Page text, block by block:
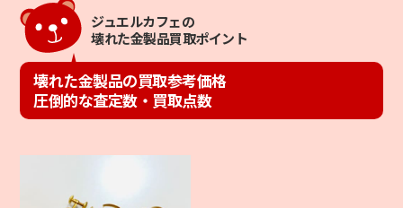
ジュエルカフェの
壊れた金製品買取ポイント
壊れた金製品の買取参考価格
圧倒的な査定数・買取点数